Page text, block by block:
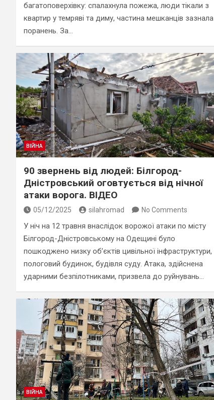
багатоповерхівку: спалахнула пожежа, люди тікали з
квартир у темряві та диму, частина мешканців зазнала
поранень. За…
ВІЙНА
90 звернень від людей: Білгород-
Дністровський оговтується від нічної
атаки ворога. ВІДЕО
05/12/2025 silahromad No Comments
У ніч на 12 травня внаслідок ворожої атаки по місту
Білгород-Дністровському на Одещині було
пошкоджено низку об’єктів цивільної інфраструктури,
пологовий будинок, будівля суду. Атака, здійснена
ударними безпілотниками, призвела до руйнувань…
ВІЙНА